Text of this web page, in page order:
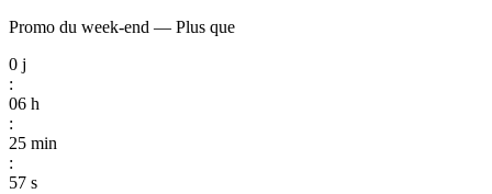
Promo du week-end — Plus que
0 j
:
06 h
:
25 min
:
56 s